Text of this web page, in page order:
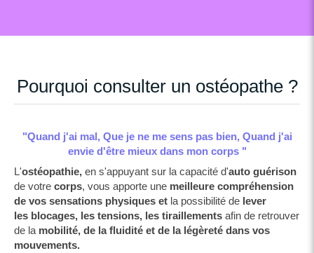
Pourquoi consulter un ostéopathe ?
"Quand j'ai mal, Que je ne me sens pas bien, Quand j'ai
envie d'être mieux dans mon corps "
L'ostéopathie, en s'appuyant sur la capacité d'auto guérison
de votre corps, vous apporte une meilleure compréhension
de vos sensations physiques et la possibilité de lever
les blocages, les tensions, les tiraillements afin de retrouver
de la mobilité, de la fluidité et de la légèreté dans vos
mouvements.